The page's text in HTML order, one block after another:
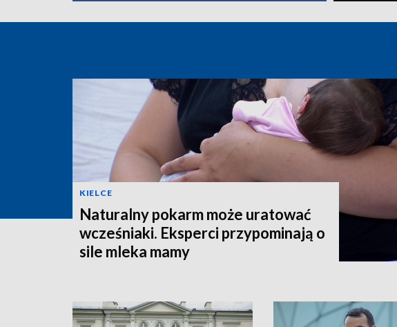
KIELCE
Naturalny pokarm może uratować
wcześniaki. Eksperci przypominają o
sile mleka mamy